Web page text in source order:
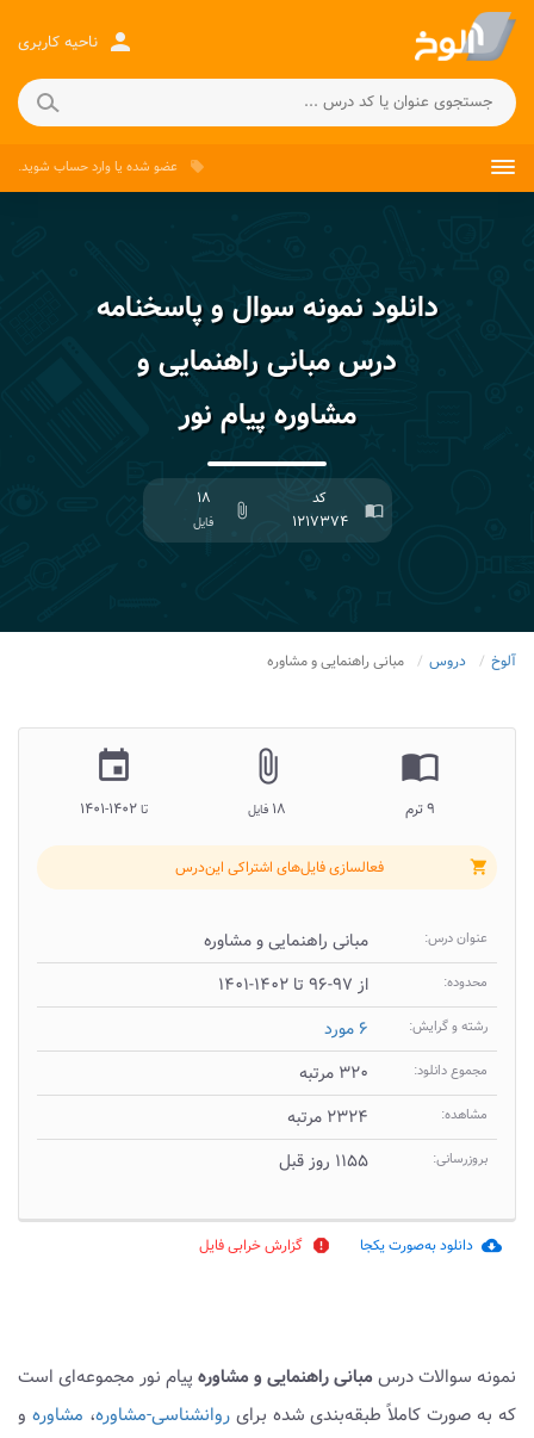
person ناحیه کاربری
local_offer عضو شده یاوارد حساب شوید.
دانلود نمونه سوال و پاسخنامه
درس مبانی راهنمایی و
مشاوره پیام نور
import_contacts
کد
۱۲۱۷۳۷۴
attach_file
۱۸
فایل
آلوخ دروس مبانی راهنمایی و مشاوره
import_contacts
۹ ترم
attach_file
۱۸ فایل
insert_invitation
تا۱۴۰۲-۱۴۰۱
shopping_cart فعالسازی فایل‌های اشتراکی این‌درس
عنوان درس: مبانی راهنمایی و مشاوره
محدوده: از ۹۷-۹۶ تا ۱۴۰۲-۱۴۰۱
رشته و گرایش: ۶ مورد
مجموع دانلود: ۳۲۰ مرتبه
مشاهده: ۲۳۲۴ مرتبه
بروزرسانی: ۱۱۵۵ روز قبل
cloud_download دانلود به‌صورت یکجا report گزارش خرابی فایل
نمونه سوالات درسمبانی راهنمایی و مشاوره پیام نور مجموعه‌ای است
که به صورت کاملاً طبقه‌بندی شده برایروانشناسی-مشاوره، مشاوره و